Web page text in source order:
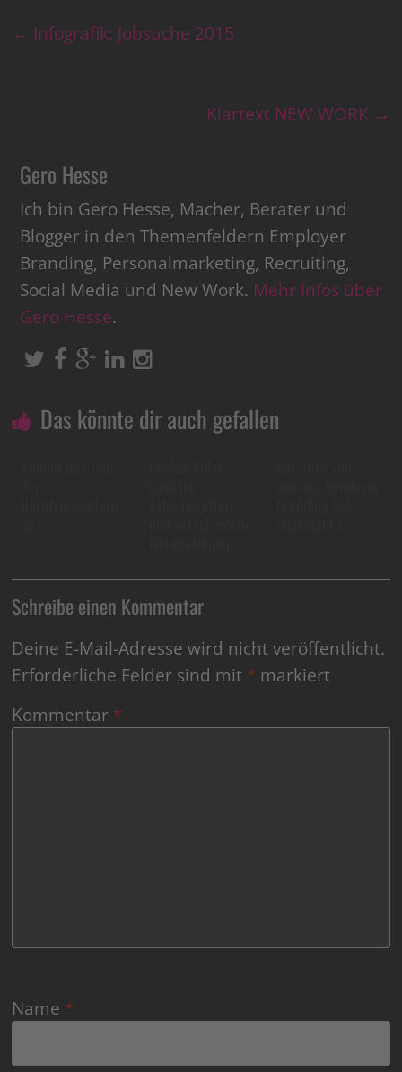
← Infografik: Jobsuche 2015
Klartext NEW WORK →
Gero Hesse
Ich bin Gero Hesse, Macher, Berater und
Blogger in den Themenfeldern Employer
Branding, Personalmarketing, Recruiting,
Social Media und New Work. Mehr Infos über
Gero Hesse.
Das könnte dir auch gefallen
Schreibe einen Kommentar
Deine E-Mail-Adresse wird nicht veröffentlicht.
Erforderliche Felder sind mit * markiert
Kommentar *
Name *